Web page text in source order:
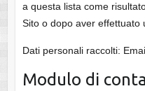
a questa lista come
Sito o dopo aver effettuato
Dati personali raccolti:
Modulo di